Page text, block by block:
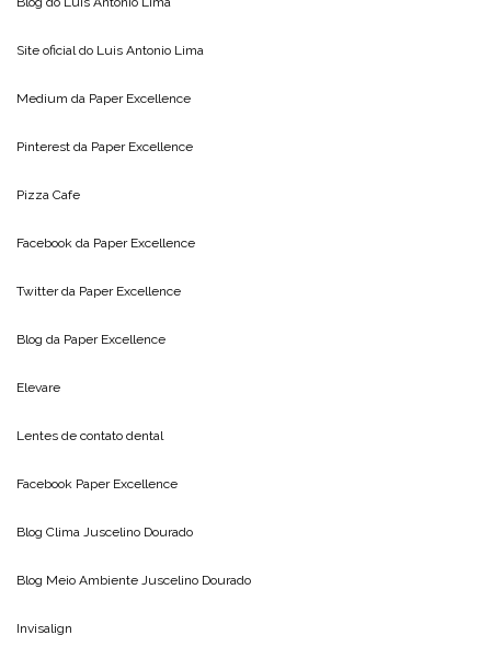
Site oficial do Luis Antonio Lima
Medium da Paper Excellence
Pinterest da Paper Excellence
Pizza Cafe
Facebook da Paper Excellence
Twitter da Paper Excellence
Blog da Paper Excellence
Elevare
Lentes de contato dental
Facebook Paper Excellence
Blog Clima Juscelino Dourado
Blog Meio Ambiente Juscelino Dourado
Invisalign